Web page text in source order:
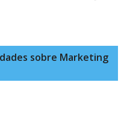
sobre Marketing